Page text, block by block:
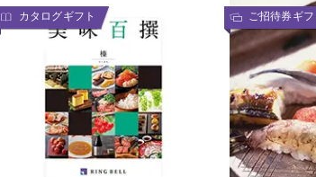
カタログギフト ご招待券ギフ